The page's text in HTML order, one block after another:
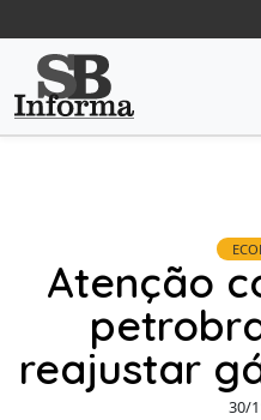
Atenção
reajustar
30/